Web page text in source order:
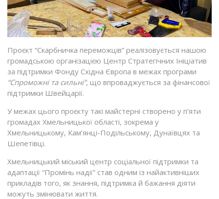
Проєкт “Скарбничка переможців” реалізовується нашою
громадською організацією Центр Стратегічних Ініціатив
за підтримки Фонду Східна Європа в межах програми
“Спроможні та сильні”, що впроваджується за фінансової
підтримки Швейцарії.
У межах цього проєкту такі майстерні створено у п’яти
громадах Хмельницької області, зокрема у
Хмельницькому, Кам’янці-Подільському, Дунаївцях та
Шепетівці.
Хмельницький міський центр соціальної підтримки та
адаптації “Промінь надії” став одним із найактивніших
прикладів того, як знання, підтримка й бажання діяти
можуть змінювати життя.